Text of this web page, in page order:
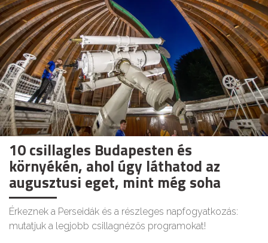
10 csillagles Budapesten és
környékén, ahol úgy láthatod az
augusztusi eget, mint még soha
Érkeznek a Perseidák és a részleges napfogyatkozás:
mutatjuk a legjobb csillagnézős programokat!